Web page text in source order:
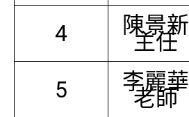
4 陳景新
主任
5 李麗華
老師